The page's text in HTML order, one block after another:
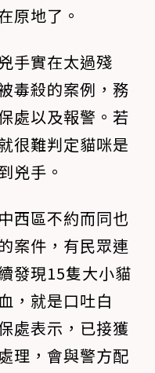
原地了。
手實在太過殘
毒殺的案例，務
處以及報警。若
很難判定貓咪是
兇手。
西區不約而同也
案件，有民眾連
發現15隻大小貓
，就是口吐白
處表示，已接獲
理，會與警方配